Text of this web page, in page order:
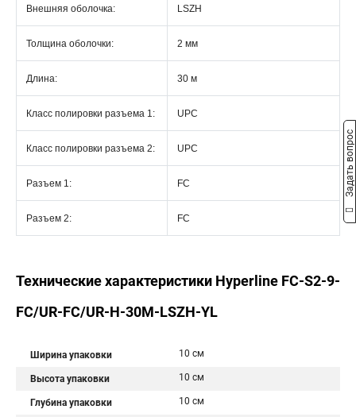
Внешняя оболочка: LSZH
Толщина оболочки: 2 мм
Длина: 30 м
Класс полировки разъема 1: UPC
Класс полировки разъема 2: UPC
Разъем 1: FC
Разъем 2: FC
Технические характеристики Hyperline FC-S2-9-
FC/UR-FC/UR-H-30M-LSZH-YL
Ширина упаковки 10 см
Высота упаковки 10 см
Глубина упаковки 10 см
Задать вопрос